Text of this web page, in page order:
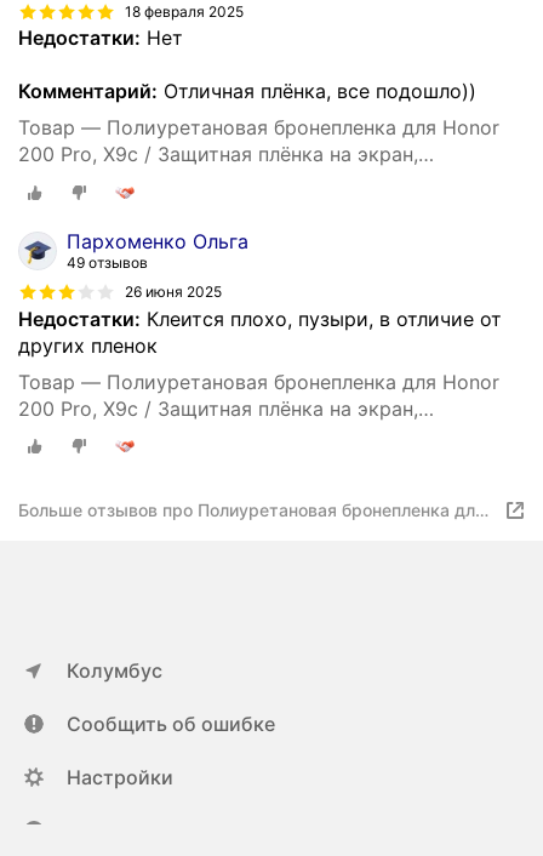
18 февраля 2025
Недостатки: Нет
Комментарий: Отличная плёнка, все подошло))
Товар — Полиуретановая бронепленка для Honor
200 Pro, X9c / Защитная плёнка на экран,
совместима с чехлом, с вырезом под камеру /
Глянцевая
Пархоменко Ольга
49 отзывов
26 июня 2025
Недостатки: Клеится плохо, пузыри, в отличие от
других пленок
Товар — Полиуретановая бронепленка для Honor
200 Pro, X9c / Защитная плёнка на экран,
совместима с чехлом, с вырезом под камеру /
Глянцевая
Больше отзывов про Полиуретановая бронепленка для
Колумбус
Сообщить об ошибке
Настройки